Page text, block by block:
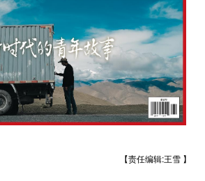
【责任编辑:王雪 】